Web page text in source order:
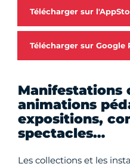
Télécharger sur
Télécharger sur Google
Manifestations
animations
expositions,
spectacles…
Les collections et les